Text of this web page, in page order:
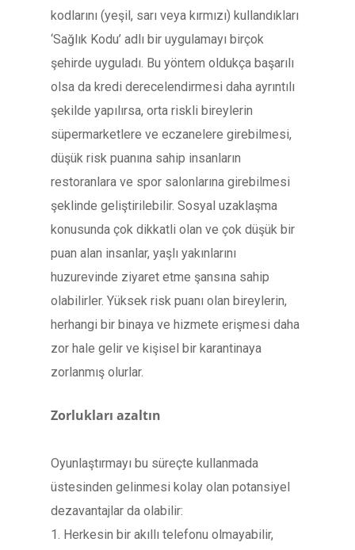
kodlarını (yeşil, sarı veya kırmızı) kullandıkları
‘Sağlık Kodu’ adlı bir uygulamayı birçok
şehirde uyguladı. Bu yöntem oldukça başarılı
olsa da kredi derecelendirmesi daha ayrıntılı
şekilde yapılırsa, orta riskli bireylerin
süpermarketlere ve eczanelere girebilmesi,
düşük risk puanına sahip insanların
restoranlara ve spor salonlarına girebilmesi
şeklinde geliştirilebilir. Sosyal uzaklaşma
konusunda çok dikkatli olan ve çok düşük bir
puan alan insanlar, yaşlı yakınlarını
huzurevinde ziyaret etme şansına sahip
olabilirler. Yüksek risk puanı olan bireylerin,
herhangi bir binaya ve hizmete erişmesi daha
zor hale gelir ve kişisel bir karantinaya
zorlanmış olurlar.
Zorlukları azaltın
Oyunlaştırmayı bu süreçte kullanmada
üstesinden gelinmesi kolay olan potansiyel
dezavantajlar da olabilir:
1. Herkesin bir akıllı telefonu olmayabilir,